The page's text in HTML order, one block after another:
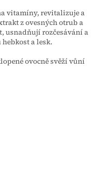
vitamíny, revitalizuje a
z ovesných otrub a
usnadňují rozčesávání a
a lesk.
ovocně svěží vůní